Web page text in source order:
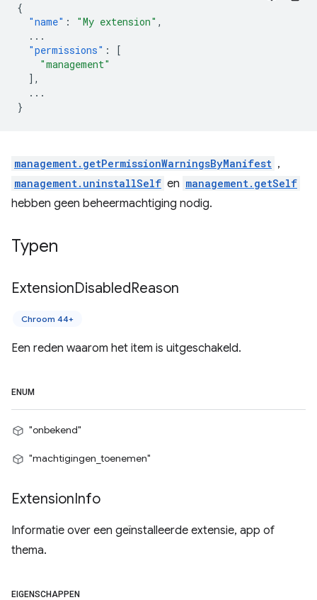
{
"name" : "My extension" ,
...
"permissions" :
[
"management"
],
...
}
management.getPermissionWarningsByManifest ,
management.uninstallSelf en management.getSelf
hebben geen beheermachtiging nodig.
Typen
ExtensionDisabledReason
Chroom 44+
Een reden waarom het item is uitgeschakeld.
ENUM
"onbekend"
"machtigingen_toenemen"
ExtensionInfo
Informatie over een geïnstalleerde extensie, app of
thema.
EIGENSCHAPPEN